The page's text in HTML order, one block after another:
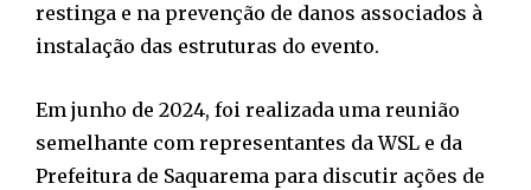
restinga e na prevenção de danos associados à
instalação das estruturas do evento.
Em junho de 2024, foi realizada uma reunião
semelhante com representantes da WSL e da
Prefeitura de Saquarema para discutir ações de